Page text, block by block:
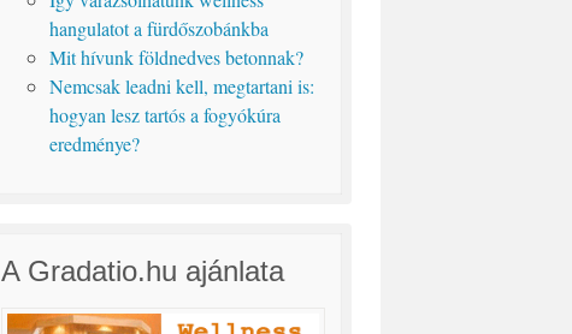
hangulatot a fürdőszobánkba
Mit hívunk földnedves betonnak?
Nemcsak leadni kell, megtartani is:
hogyan lesz tartós a fogyókúra
eredménye?
A Gradatio.hu ajánlata